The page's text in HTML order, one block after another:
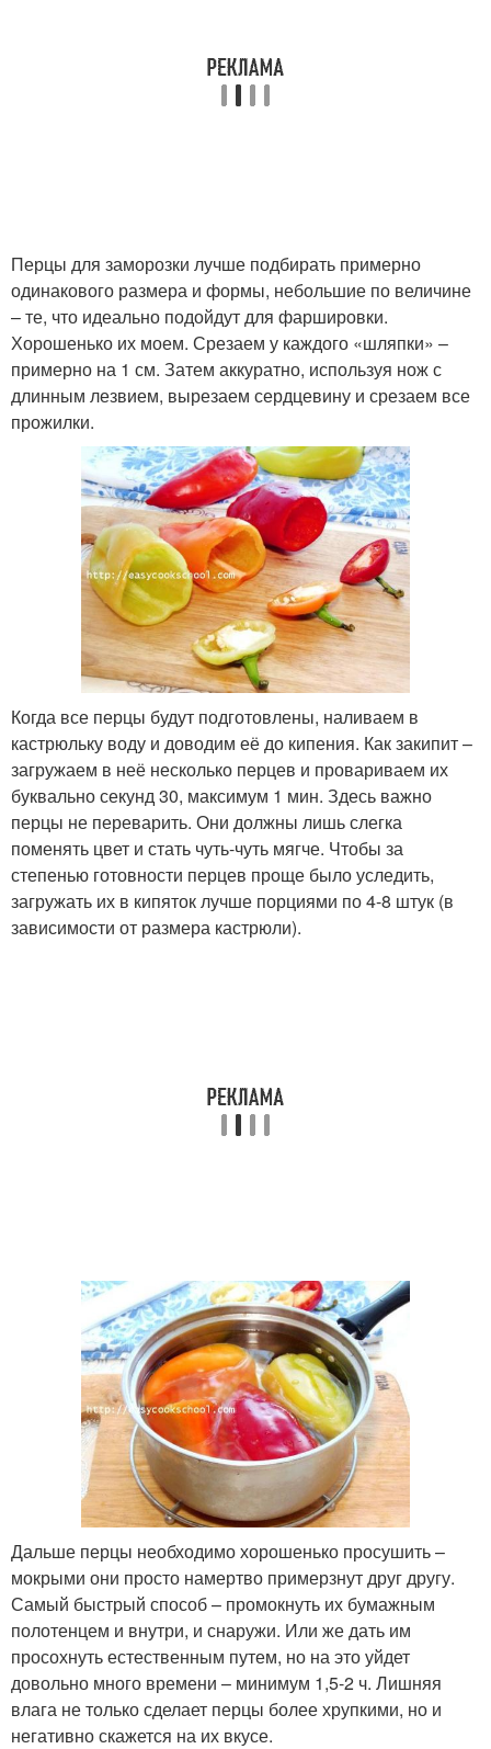
Перцы для заморозки лучше подбирать примерно
одинакового размера и формы, небольшие по величине
– те, что идеально подойдут для фаршировки.
Хорошенько их моем. Срезаем у каждого «шляпки» –
примерно на 1 см. Затем аккуратно, используя нож с
длинным лезвием, вырезаем сердцевину и срезаем все
прожилки.
Когда все перцы будут подготовлены, наливаем в
кастрюльку воду и доводим её до кипения. Как закипит –
загружаем в неё несколько перцев и провариваем их
буквально секунд 30, максимум 1 мин. Здесь важно
перцы не переварить. Они должны лишь слегка
поменять цвет и стать чуть-чуть мягче. Чтобы за
степенью готовности перцев проще было уследить,
загружать их в кипяток лучше порциями по 4-8 штук (в
зависимости от размера кастрюли).
Дальше перцы необходимо хорошенько просушить –
мокрыми они просто намертво примерзнут друг другу.
Самый быстрый способ – промокнуть их бумажным
полотенцем и внутри, и снаружи. Или же дать им
просохнуть естественным путем, но на это уйдет
довольно много времени – минимум 1,5-2 ч. Лишняя
влага не только сделает перцы более хрупкими, но и
негативно скажется на их вкусе.